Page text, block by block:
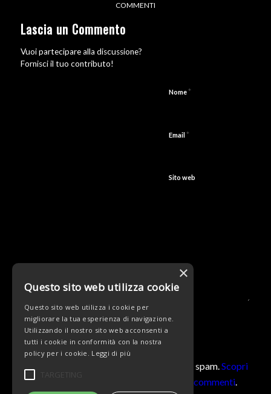
COMMENTI
Lascia un Commento
Vuoi partecipare alla discussione?
Fornisci il tuo contributo!
Nome*
Email *
Sito web
Questo sito utilizza Akismet per ridurre lo spam.Scopri
come vengono elaborati i dati derivati dai commenti.
×
Questo sito web utilizza cookie
Questo sito web utilizza i cookie per
migliorare la tua esperienza di navigazione.
Utilizzando il nostro sito web acconsenti a
tutti i cookie in conformità con la nostra
policy per i cookie. Leggi di più
TARGETING